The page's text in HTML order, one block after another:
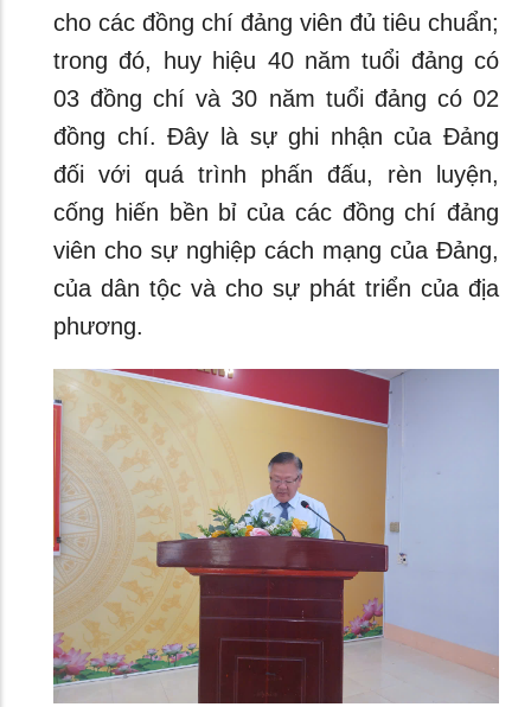
cho các đồng chí đảng viên đủ tiêu chuẩn;
trong đó, huy hiệu 40 năm tuổi đảng có
03 đồng chí và 30 năm tuổi đảng có 02
đồng chí. Đây là sự ghi nhận của Đảng
đối với quá trình phấn đấu, rèn luyện,
cống hiến bền bỉ của các đồng chí đảng
viên cho sự nghiệp cách mạng của Đảng,
của dân tộc và cho sự phát triển của địa
phương.